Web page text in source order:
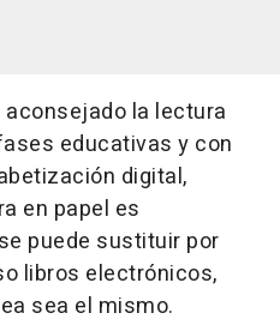
aconsejado la lectura
educativas y con
digital,
en papel es
puede sustituir por
libros electrónicos,
sea el mismo.